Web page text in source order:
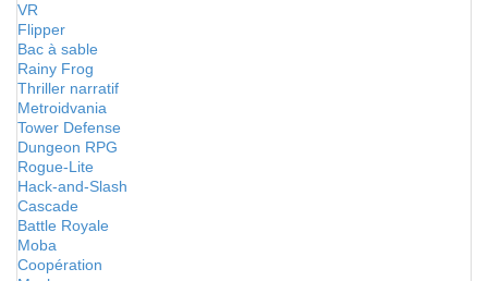
VR
Flipper
Bac à sable
Rainy Frog
Thriller narratif
Metroidvania
Tower Defense
Dungeon RPG
Rogue-Lite
Hack-and-Slash
Cascade
Battle Royale
Moba
Coopération